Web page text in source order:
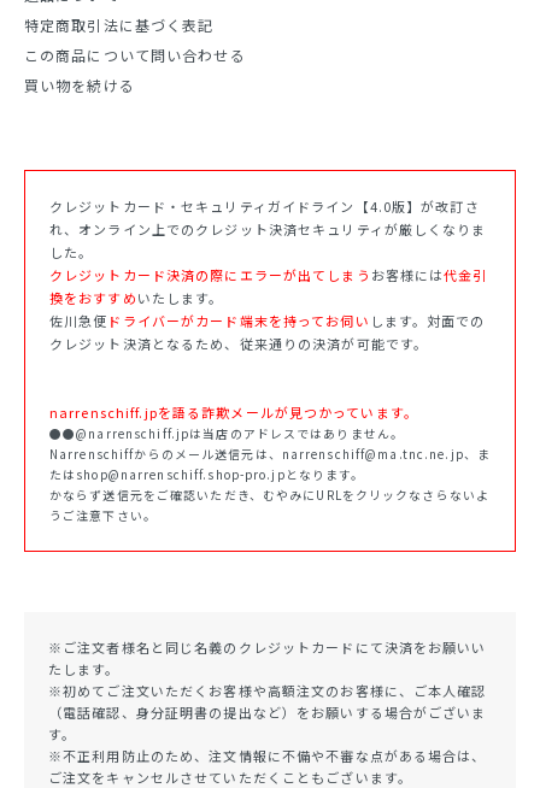
特定商取引法に基づく表記
この商品について問い合わせる
買い物を続ける
クレジットカード・セキュリティガイドライン【4.0版】が改訂さ
れ、オンライン上でのクレジット決済セキュリティが厳しくなりま
した。
クレジットカード決済の際にエラーが出てしまう お客様には代金引
換をおすすめいたします。
佐川急便 ドライバーがカード端末を持ってお伺い します。対面での
クレジット決済となるため、従来通りの決済が可能です。
narrenschiff.jpを語る詐欺メールが見つかっています。
●●@narrenschiff.jpは当店のアドレスではありません。
Narrenschiffからのメール送信元は、narrenschiff@ma.tnc.ne.jp、ま
たはshop@narrenschiff.shop-pro.jpとなります。
かならず送信元をご確認いただき、むやみにURLをクリックなさらないよ
うご注意下さい。
※ご注文者様名と同じ名義のクレジットカードにて決済をお願いい
たします。
※初めてご注文いただくお客様や高額注文のお客様に、ご本人確認
（電話確認、身分証明書の提出など）をお願いする場合がございま
す。
※不正利用防止のため、注文情報に不備や不審な点がある場合は、
ご注文をキャンセルさせていただくこともございます。